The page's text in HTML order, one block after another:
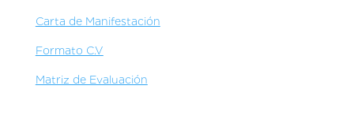
Carta de Manifestación
Formato C.V
Matriz de Evaluación